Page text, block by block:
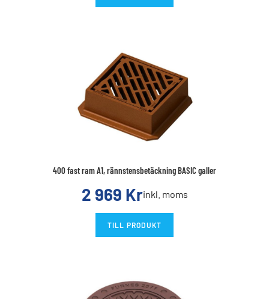
400 fast ram A1, rännstensbetäckning BASIC galler
2 969 Krinkl. moms
TILL PRODUKT